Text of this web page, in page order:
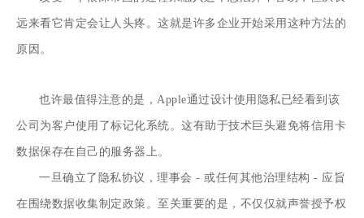
远来看它肯定会让人头疼。这就是许多企业开始采用这种方法的
原因。
也许最值得注意的是，Apple通过设计使用隐私已经看到该
公司为客户使用了标记化系统。这有助于技术巨头避免将信用卡
数据保存在自己的服务器上。
一旦确立了隐私协议，理事会 - 或任何其他治理结构 - 应旨
在围绕数据收集制定政策。至关重要的是，不仅仅就声誉授予权